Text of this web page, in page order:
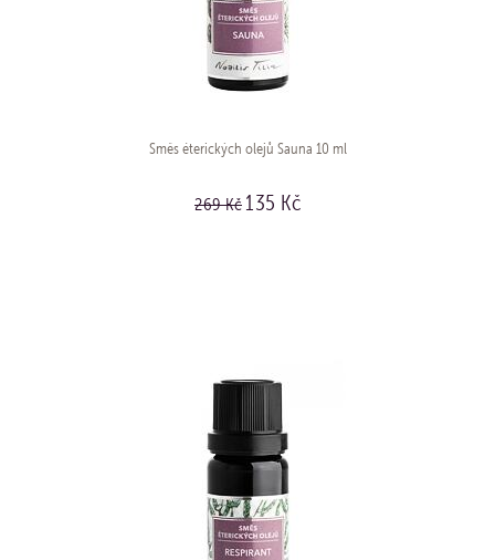
Směs éterických olejů Sauna 10 ml
269 Kč 135 Kč